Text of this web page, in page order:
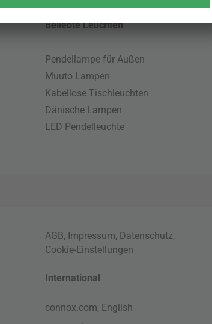
Beliebte Leuchten
Pendellampe für Außen
Muuto Lampen
Kabellose Tischleuchten
Dänische Lampen
LED Pendelleuchte
AGB, Impressum, Datenschutz,
Cookie-Einstellungen
International
connox.com, English